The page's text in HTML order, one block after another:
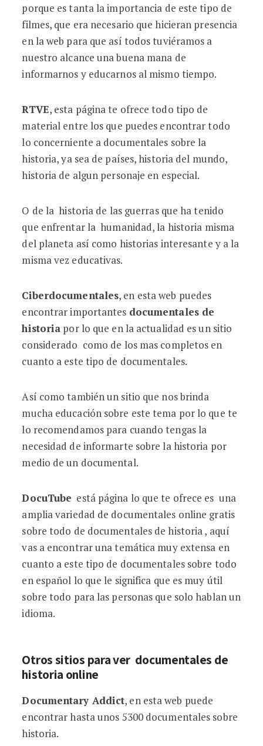
porque es tanta la importancia de este tipo de
filmes, que era necesario que hicieran presencia
en la web para que así todos tuviéramos a
nuestro alcance una buena mana de
informarnos y educarnos al mismo tiempo.
RTVE, esta página te ofrece todo tipo de
material entre los que puedes encontrar todo
lo concerniente a documentales sobre la
historia, ya sea de países, historia del mundo,
historia de algun personaje en especial.
O de la historia de las guerras que ha tenido
que enfrentar la humanidad, la historia misma
del planeta así como historias interesante y a la
misma vez educativas.
Ciberdocumentales, en esta web puedes
encontrar importantes documentales de
historia por lo que en la actualidad es un sitio
considerado como de los mas completos en
cuanto a este tipo de documentales.
Así como también un sitio que nos brinda
mucha educación sobre este tema por lo que te
lo recomendamos para cuando tengas la
necesidad de informarte sobre la historia por
medio de un documental.
DocuTube está página lo que te ofrece es una
amplia variedad de documentales online gratis
sobre todo de documentales de historia , aquí
vas a encontrar una temática muy extensa en
cuanto a este tipo de documentales sobre todo
en español lo que le significa que es muy útil
sobre todo para las personas que solo hablan un
idioma.
Otros sitios para ver documentales de
historia online
Documentary Addict, en esta web puede
encontrar hasta unos 5300 documentales sobre
historia.